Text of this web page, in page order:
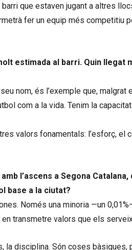
que estaven jugant a altres
fer un equip més competitiu
estimada al barri. Quin llegat
nom, és l’exemple que,
com a la vida. Tenim la
valors fonamentals: l’esforç, el
l’ascens a Segona
base a la ciutat?
Només una minoria —un
transmetre valors que els
la disciplina. Són coses bàsiques,